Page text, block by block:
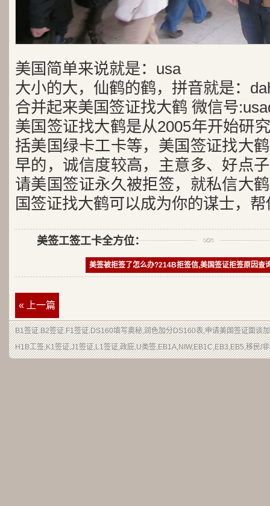
美国简单来说就是：usa
大小的大，仙鹤的鹤，拼音就是：
合并起来美国签证找大鹤 微信号
美国签证找大鹤是从2005年开始研
括美国绿卡工卡等，美国签证找大
早的，诚信度较高，主意多、好点
请美国签证永久被拒签，就私信大
国签证找大鹤可以成为你的谋士，
美签工签工卡全方位：
美签被拒签了怎么办?214B拒签信,美国签证拒签原因查
« 上一篇
B1签证.B2签证.F1签证.DS160填写奥秘,润色加分DS160表,申请美国签证面谈
H1B工签,K1签证,J1签证,L1签证,政庇,U类签,EB1A,NIW,EB1C,EB3,EB5,移民/